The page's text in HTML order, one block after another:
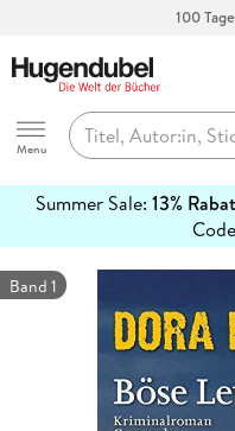
100
Hugendubel
Menu
Summer Sale: 13%
Code
erfahren
Band 1